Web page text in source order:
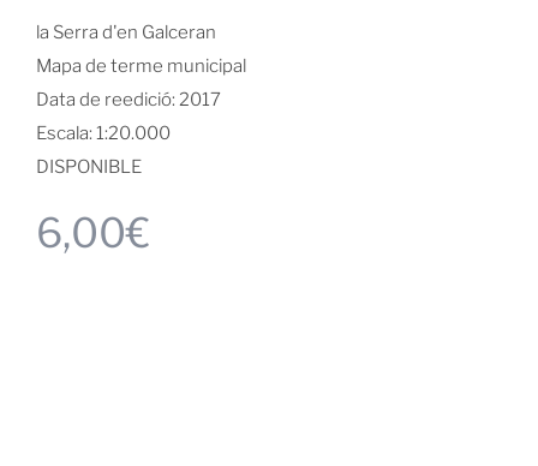
la Serra d'en Galceran
Mapa de terme municipal
Data de reedició: 2017
Escala: 1:20.000
DISPONIBLE
6,00€